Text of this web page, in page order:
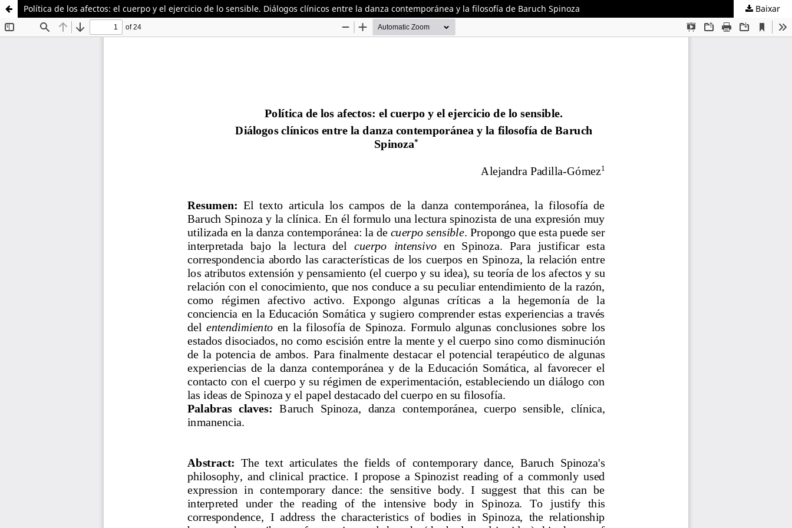
Política de los afectos: el cuerpo y el ejercicio de lo sensible. Diálogos clínicos entre la danza contemporánea y la filosofía de Baruch Spinoza Baixar